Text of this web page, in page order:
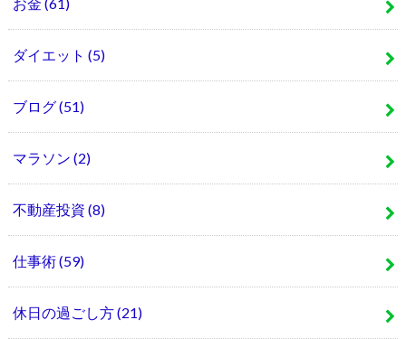
ダイエット (5)
ブログ(51)
マラソン (2)
不動産投資 (8)
仕事術(59)
休日の過ごし方(21)